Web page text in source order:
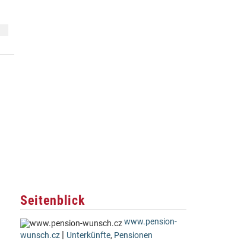
Seitenblick
www.pension-
wunsch.cz | Unterkünfte, Pensionen